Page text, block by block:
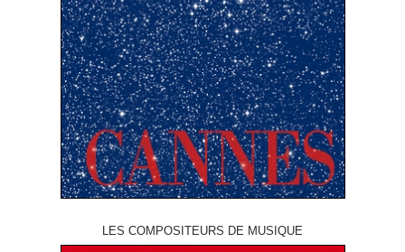
LES COMPOSITEURS DE MUSIQUE